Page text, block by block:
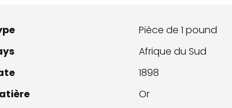
Pièce de 1 pound
Afrique du Sud
1898
Or